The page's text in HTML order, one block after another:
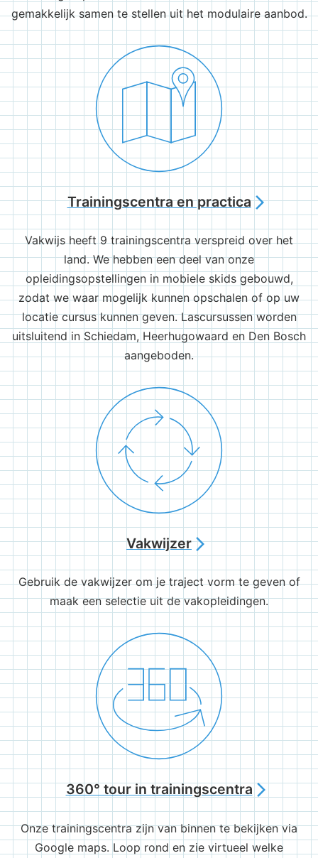
gemakkelijk samen te stellen uit het modulaire aanbod.
Trainingscentra en practicaarrow_forward_ios
Vakwijs heeft 9 trainingscentra verspreid over het
land. We hebben een deel van onze
opleidingsopstellingen in mobiele skids gebouwd,
zodat we waar mogelijk kunnen opschalen of op uw
locatie cursus kunnen geven. Lascursussen worden
uitsluitend in Schiedam, Heerhugowaard en Den Bosch
aangeboden.
Vakwijzerarrow_forward_ios
Gebruik de vakwijzer om je traject vorm te geven of
maak een selectie uit de vakopleidingen.
360° tour in trainingscentra arrow_forward_ios
Onze trainingscentra zijn van binnen te bekijken via
Google maps. Loop rond en zie virtueel welke